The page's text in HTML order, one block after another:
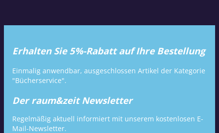
Erhalten Sie 5%-Rabatt auf Ihre Bestellung
Einmalig anwendbar, ausgeschlossen Artikel der Kategorie
"Bücherservice".
Der raum&zeit Newsletter
Regelmäßig aktuell informiert mit unserem kostenlosen E-
Mail-Newsletter.